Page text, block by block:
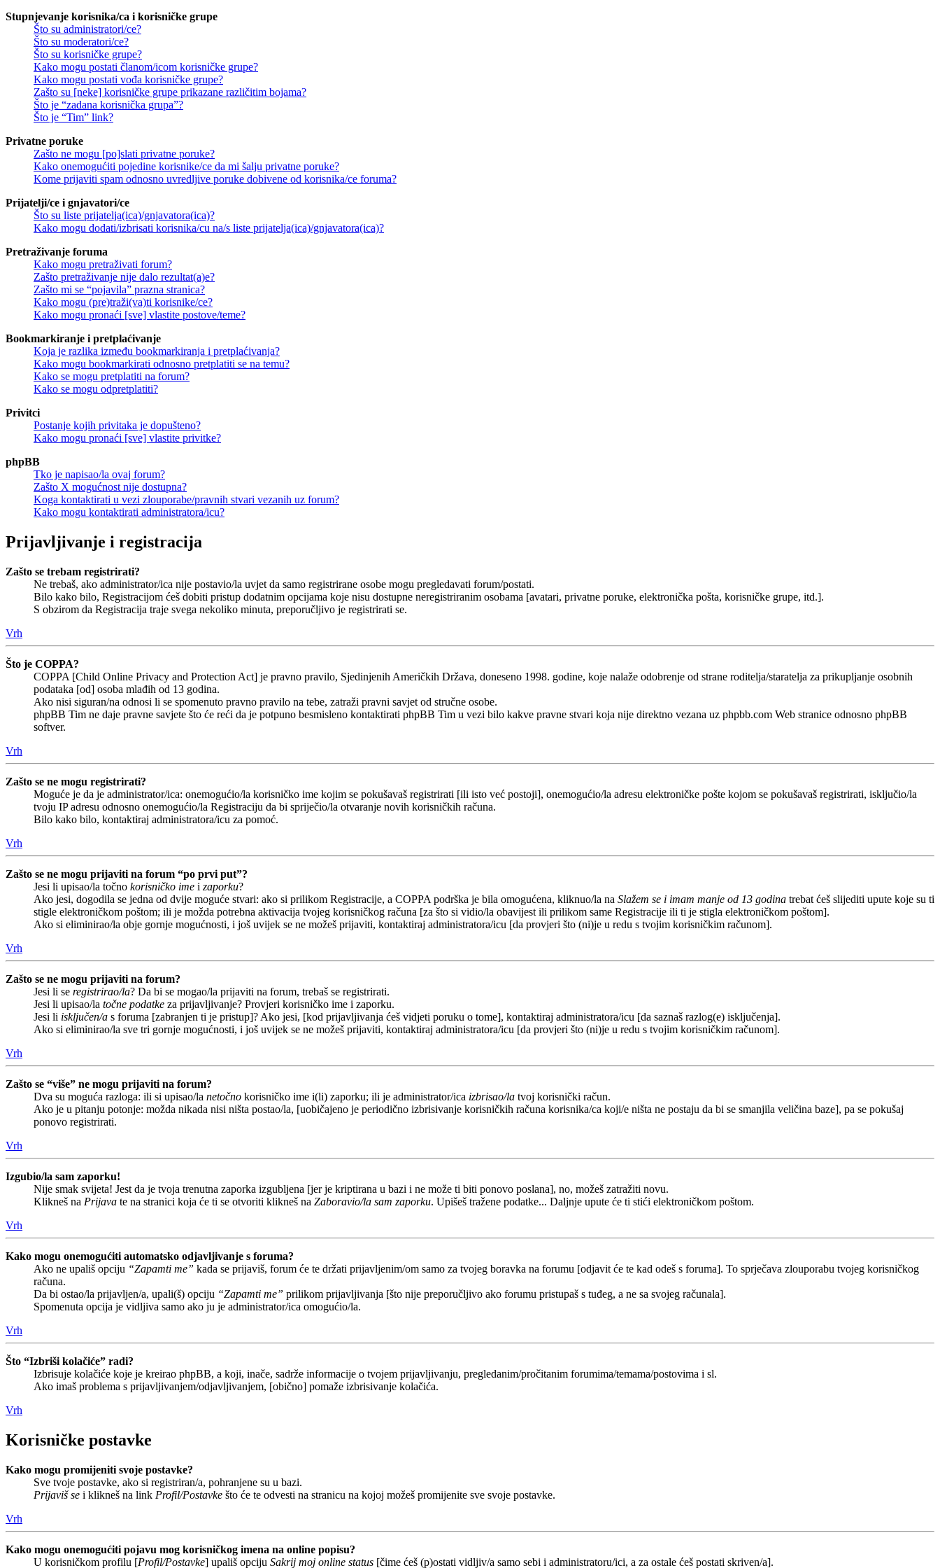
Stupnjevanje korisnika/ca i korisničke grupe
Što su administratori/ce?
Što su moderatori/ce?
Što su korisničke grupe?
Kako mogu postati članom/icom korisničke grupe?
Kako mogu postati vođa korisničke grupe?
Zašto su [neke] korisničke grupe prikazane različitim bojama?
Što je “zadana korisnička grupa”?
Što je “Tim” link?
Privatne poruke
Zašto ne mogu [po]slati privatne poruke?
Kako onemogućiti pojedine korisnike/ce da mi šalju privatne poruke?
Kome prijaviti spam odnosno uvredljive poruke dobivene od korisnika/ce foruma?
Prijatelji/ce i gnjavatori/ce
Što su liste prijatelja(ica)/gnjavatora(ica)?
Kako mogu dodati/izbrisati korisnika/cu na/s liste prijatelja(ica)/gnjavatora(ica)?
Pretraživanje foruma
Kako mogu pretraživati forum?
Zašto pretraživanje nije dalo rezultat(a)e?
Zašto mi se “pojavila” prazna stranica?
Kako mogu (pre)traži(va)ti korisnike/ce?
Kako mogu pronaći [sve] vlastite postove/teme?
Bookmarkiranje i pretplaćivanje
Koja je razlika između bookmarkiranja i pretplaćivanja?
Kako mogu bookmarkirati odnosno pretplatiti se na temu?
Kako se mogu pretplatiti na forum?
Kako se mogu odpretplatiti?
Privitci
Postanje kojih privitaka je dopušteno?
Kako mogu pronaći [sve] vlastite privitke?
phpBB
Tko je napisao/la ovaj forum?
Zašto X mogućnost nije dostupna?
Koga kontaktirati u vezi zlouporabe/pravnih stvari vezanih uz forum?
Kako mogu kontaktirati administratora/icu?
Prijavljivanje i registracija
Zašto se trebam registrirati?
Ne trebaš, ako administrator/ica nije postavio/la uvjet da samo registrirane osobe mogu pregledavati forum/postati.
Bilo kako bilo, Registracijom ćeš dobiti pristup dodatnim opcijama koje nisu dostupne neregistriranim osobama [avatari, privatne poruke, elektronička pošta, korisničke grupe, itd.].
S obzirom da Registracija traje svega nekoliko minuta, preporučljivo je registrirati se.
Vrh
Što je COPPA?
COPPA [Child Online Privacy and Protection Act] je pravno pravilo, Sjedinjenih Američkih Država, doneseno 1998. godine, koje nalaže odobrenje od strane roditelja/staratelja za prikupljanje osobnih
podataka [od] osoba mlađih od 13 godina.
Ako nisi siguran/na odnosi li se spomenuto pravno pravilo na tebe, zatraži pravni savjet od stručne osobe.
phpBB Tim ne daje pravne savjete što će reći da je potpuno besmisleno kontaktirati phpBB Tim u vezi bilo kakve pravne stvari koja nije direktno vezana uz phpbb.com Web stranice odnosno phpBB
softver.
Vrh
Zašto se ne mogu registrirati?
Moguće je da je administrator/ica: onemogućio/la korisničko ime kojim se pokušavaš registrirati [ili isto već postoji], onemogućio/la adresu elektroničke pošte kojom se pokušavaš registrirati, isključio/la
tvoju IP adresu odnosno onemogućio/la Registraciju da bi spriječio/la otvaranje novih korisničkih računa.
Bilo kako bilo, kontaktiraj administratora/icu za pomoć.
Vrh
Zašto se ne mogu prijaviti na forum “po prvi put”?
Jesi li upisao/la točno korisničko ime i zaporku?
Ako jesi, dogodila se jedna od dvije moguće stvari: ako si prilikom Registracije, a COPPA podrška je bila omogućena, kliknuo/la na Slažem se i imam manje od 13 godina trebat ćeš slijediti upute koje su ti
stigle elektroničkom poštom; ili je možda potrebna aktivacija tvojeg korisničkog računa [za što si vidio/la obavijest ili prilikom same Registracije ili ti je stigla elektroničkom poštom].
Ako si eliminirao/la obje gornje mogućnosti, i još uvijek se ne možeš prijaviti, kontaktiraj administratora/icu [da provjeri što (ni)je u redu s tvojim korisničkim računom].
Vrh
Zašto se ne mogu prijaviti na forum?
Jesi li se registrirao/la? Da bi se mogao/la prijaviti na forum, trebaš se registrirati.
Jesi li upisao/la točne podatke za prijavljivanje? Provjeri korisničko ime i zaporku.
Jesi li isključen/a s foruma [zabranjen ti je pristup]? Ako jesi, [kod prijavljivanja ćeš vidjeti poruku o tome], kontaktiraj administratora/icu [da saznaš razlog(e) isključenja].
Ako si eliminirao/la sve tri gornje mogućnosti, i još uvijek se ne možeš prijaviti, kontaktiraj administratora/icu [da provjeri što (ni)je u redu s tvojim korisničkim računom].
Vrh
Zašto se “više” ne mogu prijaviti na forum?
Dva su moguća razloga: ili si upisao/la netočno korisničko ime i(li) zaporku; ili je administrator/ica izbrisao/la tvoj korisnički račun.
Ako je u pitanju potonje: možda nikada nisi ništa postao/la, [uobičajeno je periodično izbrisivanje korisničkih računa korisnika/ca koji/e ništa ne postaju da bi se smanjila veličina baze], pa se pokušaj
ponovo registrirati.
Vrh
Izgubio/la sam zaporku!
Nije smak svijeta! Jest da je tvoja trenutna zaporka izgubljena [jer je kriptirana u bazi i ne može ti biti ponovo poslana], no, možeš zatražiti novu.
Klikneš na Prijava te na stranici koja će ti se otvoriti klikneš na Zaboravio/la sam zaporku. Upišeš tražene podatke... Daljnje upute će ti stići elektroničkom poštom.
Vrh
Kako mogu onemogućiti automatsko odjavljivanje s foruma?
Ako ne upališ opciju “Zapamti me” kada se prijaviš, forum će te držati prijavljenim/om samo za tvojeg boravka na forumu [odjavit će te kad odeš s foruma]. To sprječava zlouporabu tvojeg korisničkog
računa.
Da bi ostao/la prijavljen/a, upali(š) opciju “Zapamti me” prilikom prijavljivanja [što nije preporučljivo ako forumu pristupaš s tuđeg, a ne sa svojeg računala].
Spomenuta opcija je vidljiva samo ako ju je administrator/ica omogućio/la.
Vrh
Što “Izbriši kolačiće” radi?
Izbrisuje kolačiće koje je kreirao phpBB, a koji, inače, sadrže informacije o tvojem prijavljivanju, pregledanim/pročitanim forumima/temama/postovima i sl.
Ako imaš problema s prijavljivanjem/odjavljivanjem, [obično] pomaže izbrisivanje kolačića.
Vrh
Korisničke postavke
Kako mogu promijeniti svoje postavke?
Sve tvoje postavke, ako si registriran/a, pohranjene su u bazi.
Prijaviš se i klikneš na link Profil/Postavke što će te odvesti na stranicu na kojoj možeš promijenite sve svoje postavke.
Vrh
Kako mogu onemogućiti pojavu mog korisničkog imena na online popisu?
U korisničkom profilu [Profil/Postavke] upališ opciju Sakrij moj online status [čime ćeš (p)ostati vidljiv/a samo sebi i administratoru/ici, a za ostale ćeš postati skriven/a].